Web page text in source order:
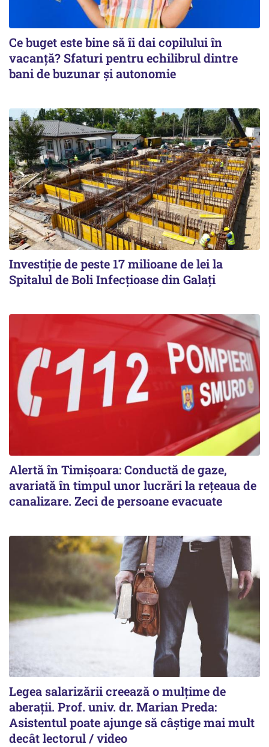
Ce buget este bine să îi dai copilului în
vacanță? Sfaturi pentru echilibrul dintre
bani de buzunar și autonomie
Investiție de peste 17 milioane de lei la
Spitalul de Boli Infecțioase din Galați
Alertă în Timișoara: Conductă de gaze,
avariată în timpul unor lucrări la rețeaua de
canalizare. Zeci de persoane evacuate
Legea salarizării creează o mulțime de
aberații. Prof. univ. dr. Marian Preda:
Asistentul poate ajunge să câștige mai mult
decât lectorul / video